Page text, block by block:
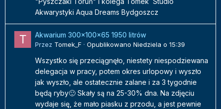
Akwarystyki Aqua Dreams Bydgoszcz
Akwarium 300x100x65 1950 litrów
Przez Tomek_F · Opublikowano Niedziela o 15:39
Wszystko się przeciągnęło, niestety niespodziewana
delegacja w pracy, potem okres urlopowy i wyszło
jak wyszło, ale ostatecznie zalane i za 3 tygodnie
będą ryby🙂 Skały są na 25-30% dna. Na zdjęciu
wydaje się, że mało piasku z przodu, a jest pewnie